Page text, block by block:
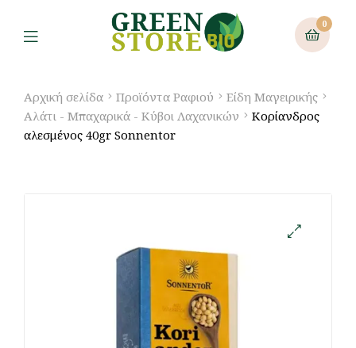
0
Αρχική σελίδα Προϊόντα Ραφιού
Είδη Μαγειρικής
Αλάτι - Μπαχαρικά - Κύβοι Λαχανικών
Κορίανδρος
αλεσμένος 40gr Sonnentor